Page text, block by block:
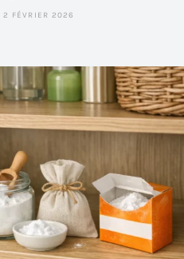
2 FÉVRIER 2026